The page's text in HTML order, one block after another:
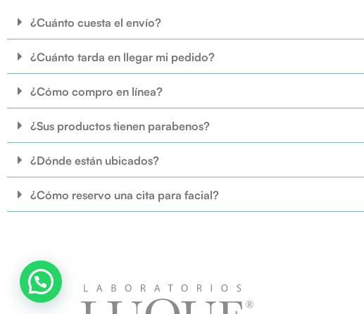
¿Cuánto cuesta el envío?
¿Cuánto tarda en llegar mi pedido?
¿Cómo compro en línea?
¿Sus productos tienen parabenos?
¿Dónde están ubicados?
¿Cómo reservo una cita para facial?